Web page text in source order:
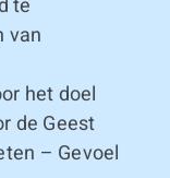
van
het doel
de Geest
– Gevoel